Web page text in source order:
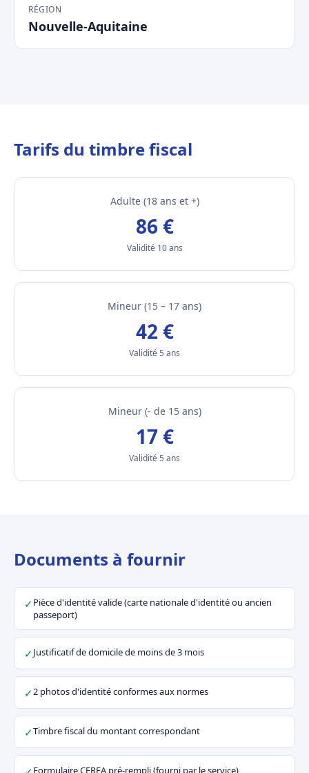
RÉGION
Nouvelle-Aquitaine
Tarifs du timbre fiscal
Adulte (18 ans et +)
86 €
Validité 10 ans
Mineur (15 – 17 ans)
42 €
Validité 5 ans
Mineur (- de 15 ans)
17 €
Validité 5 ans
Documents à fournir
✓ Pièce d'identité valide (carte nationale d'identité ou ancien
passeport)
✓Justificatif de domicile de moins de 3 mois
✓2 photos d'identité conformes aux normes
✓Timbre fiscal du montant correspondant
Formulaire CERFA pré-rempli (fourni par le service)